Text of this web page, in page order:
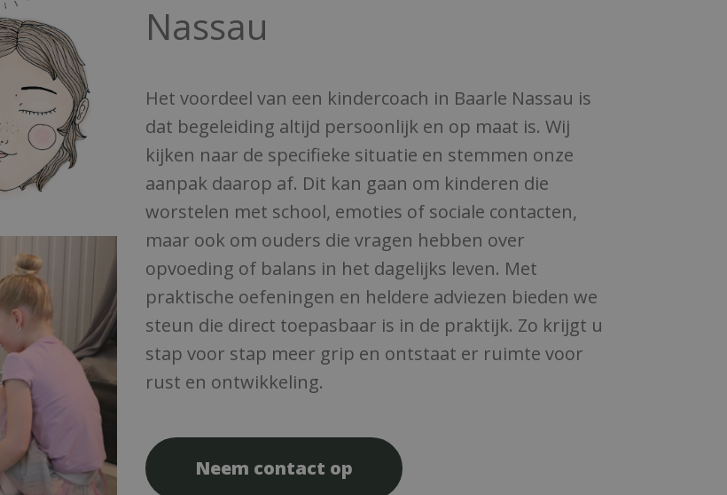
Nassau
Het voordeel van een kindercoach in Baarle Nassau is
dat begeleiding altijd persoonlijk en op maat is. Wij
kijken naar de specifieke situatie en stemmen onze
aanpak daarop af. Dit kan gaan om kinderen die
worstelen met school, emoties of sociale contacten,
maar ook om ouders die vragen hebben over
opvoeding of balans in het dagelijks leven. Met
praktische oefeningen en heldere adviezen bieden we
steun die direct toepasbaar is in de praktijk. Zo krijgt u
stap voor stap meer grip en ontstaat er ruimte voor
rust en ontwikkeling.
Neem contact op